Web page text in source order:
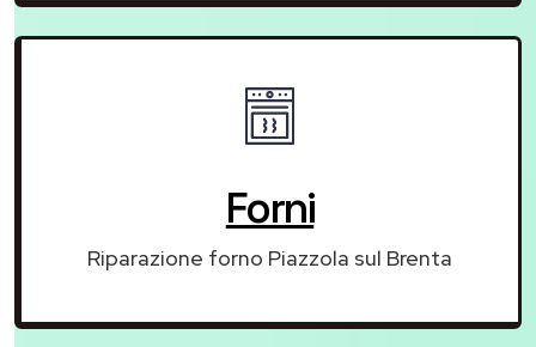
Forni
Riparazione forno Piazzola sul Brenta